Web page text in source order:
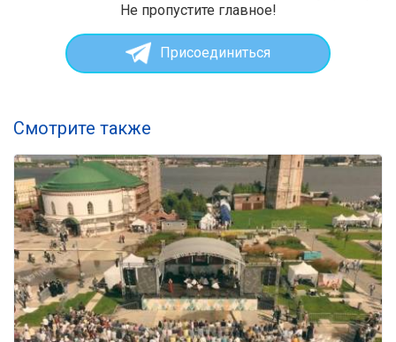
Не пропустите главное!
Присоединиться
Смотрите также